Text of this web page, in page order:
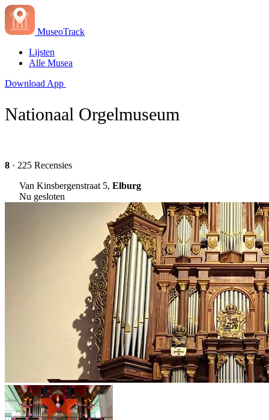
MuseoTrack
Lijsten
Alle Musea
Download App
Nationaal Orgelmuseum
8 · 225 Recensies
Van Kinsbergenstraat 5, Elburg
Nu gesloten